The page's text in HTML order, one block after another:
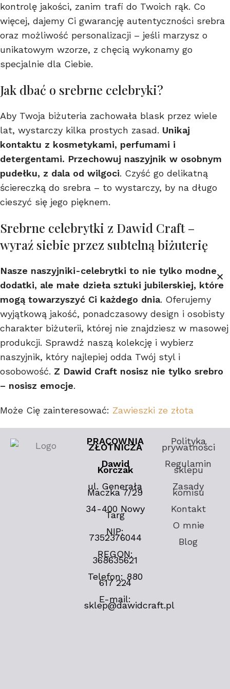
kontrolę jakości, zanim trafi do Twoich rąk. Co
więcej, dajemy Ci gwarancję autentyczności srebra
oraz możliwość personalizacji – jeśli marzysz o
unikatowym wzorze, z chęcią wykonamy go
specjalnie dla Ciebie.
Jak dbać o srebrne celebryki?
Aby Twoja biżuteria zachowała blask przez wiele
lat, wystarczy kilka prostych zasad. Unikaj
kontaktu z kosmetykami, perfumami i
detergentami. Przechowuj naszyjnik w osobnym
pudełku, z dala od wilgoci. Czyść go delikatną
ściereczką do srebra – to wystarczy, by na długo
cieszyć się jego pięknem.
Srebrne celebrytki z Dawid Craft –
wyraź siebie przez subtelną biżuterię
Nasze naszyjniki-celebrytki to nie tylko modne
dodatki, ale małe dzieła sztuki jubilerskiej, które
mogą towarzyszyć Ci każdego dnia. Oferujemy
wyjątkową jakość, ponadczasowy design i osobisty
charakter biżuterii, której nie znajdziesz w masowej
produkcji. Sprawdź naszą kolekcję i wybierz
naszyjnik, który najlepiej odda Twój styl i
osobowość. Z Dawid Craft nosisz nie tylko srebro
– nosisz emocje.
Może Cię zainteresować: Zawieszki ze złota
PRACOWNIA
ZŁOTNICZA
Dawid
Korczak
ul. Generała
Maczka 7/29
34-400 Nowy
Targ
NIP:
7352376044
REGON:
368635621
Telefon: 880
617 224
E-mail:
sklep@dawidcraft.pl
Polityka
prywatności
Regulamin
sklepu
Zasady
komisu
Kontakt
O mnie
Blog